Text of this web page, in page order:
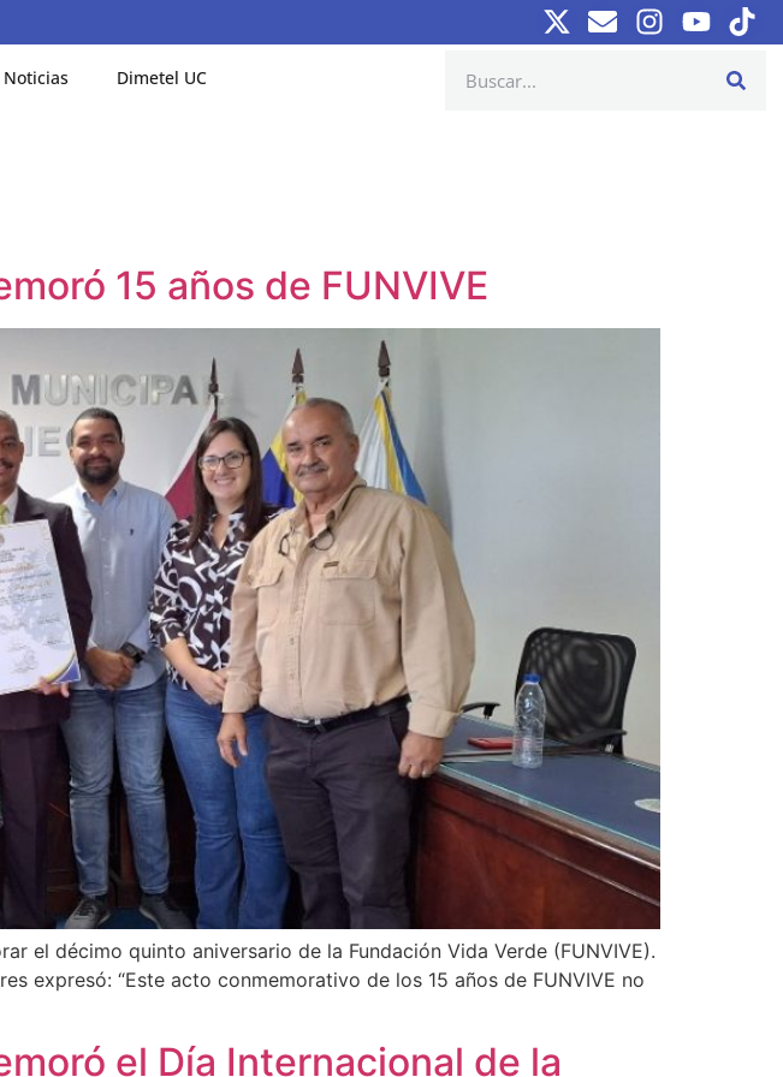
Noticias Dimetel UC
15 años de FUNVIVE
el décimo quinto aniversario de la Fundación Vida Verde (FUNVIVE).
expresó: “Este acto conmemorativo de los 15 años de FUNVIVE no
el Día Internacional de la